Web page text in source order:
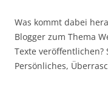
Was kommt dabei
Blogger zum Thema
Texte
Persönliches,